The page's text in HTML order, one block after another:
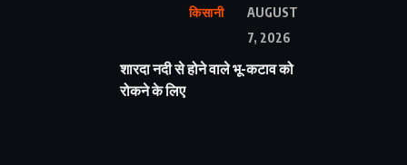
किसानी
AUGUST
7, 2026
शारदा नदी से होने वाले भू-कटाव को
रोकने के लिए